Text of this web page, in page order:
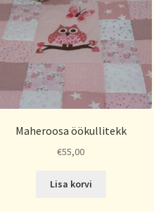
Maheroosa öökullitekk
€55,00
Lisa korvi